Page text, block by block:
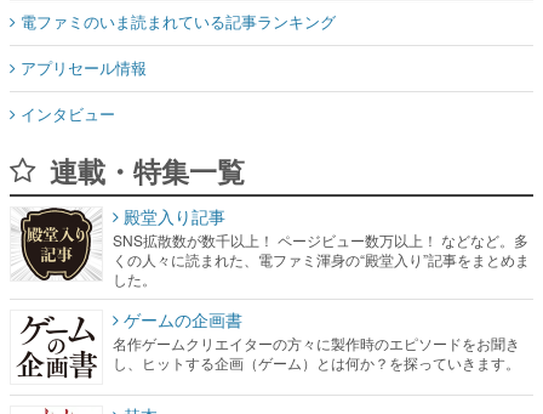
電ファミのいま読まれている記事ランキング
アプリセール情報
インタビュー
連載・特集一覧
殿堂入り記事
SNS拡散数が数千以上！ ページビュー数万以上！ などなど。多
くの人々に読まれた、電ファミ渾身の“殿堂入り”記事をまとめま
した。
ゲームの企画書
名作ゲームクリエイターの方々に製作時のエピソードをお聞き
し、ヒットする企画（ゲーム）とは何か？を探っていきます。